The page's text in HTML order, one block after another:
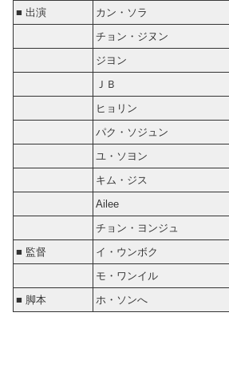
■ 出演
カン・ソラ
チョン・ジヌン
ジヨン
ＪＢ
ヒョリン
パク・ソジュン
ユ・ソヨン
キム・ジス
Ailee
チョン・ヨンジュ
■ 監督
イ・ウンボク
モ・ワンイル
■ 脚本
ホ・ソンへ